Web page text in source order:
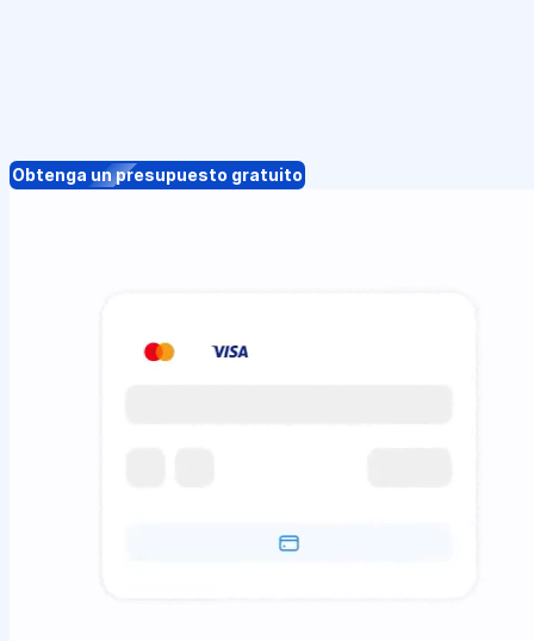
Obtenga un presupuesto gratuito